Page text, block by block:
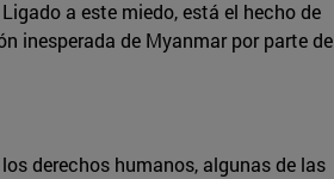
a este miedo, está el hecho de
inesperada de Myanmar por parte de
derechos humanos, algunas de las